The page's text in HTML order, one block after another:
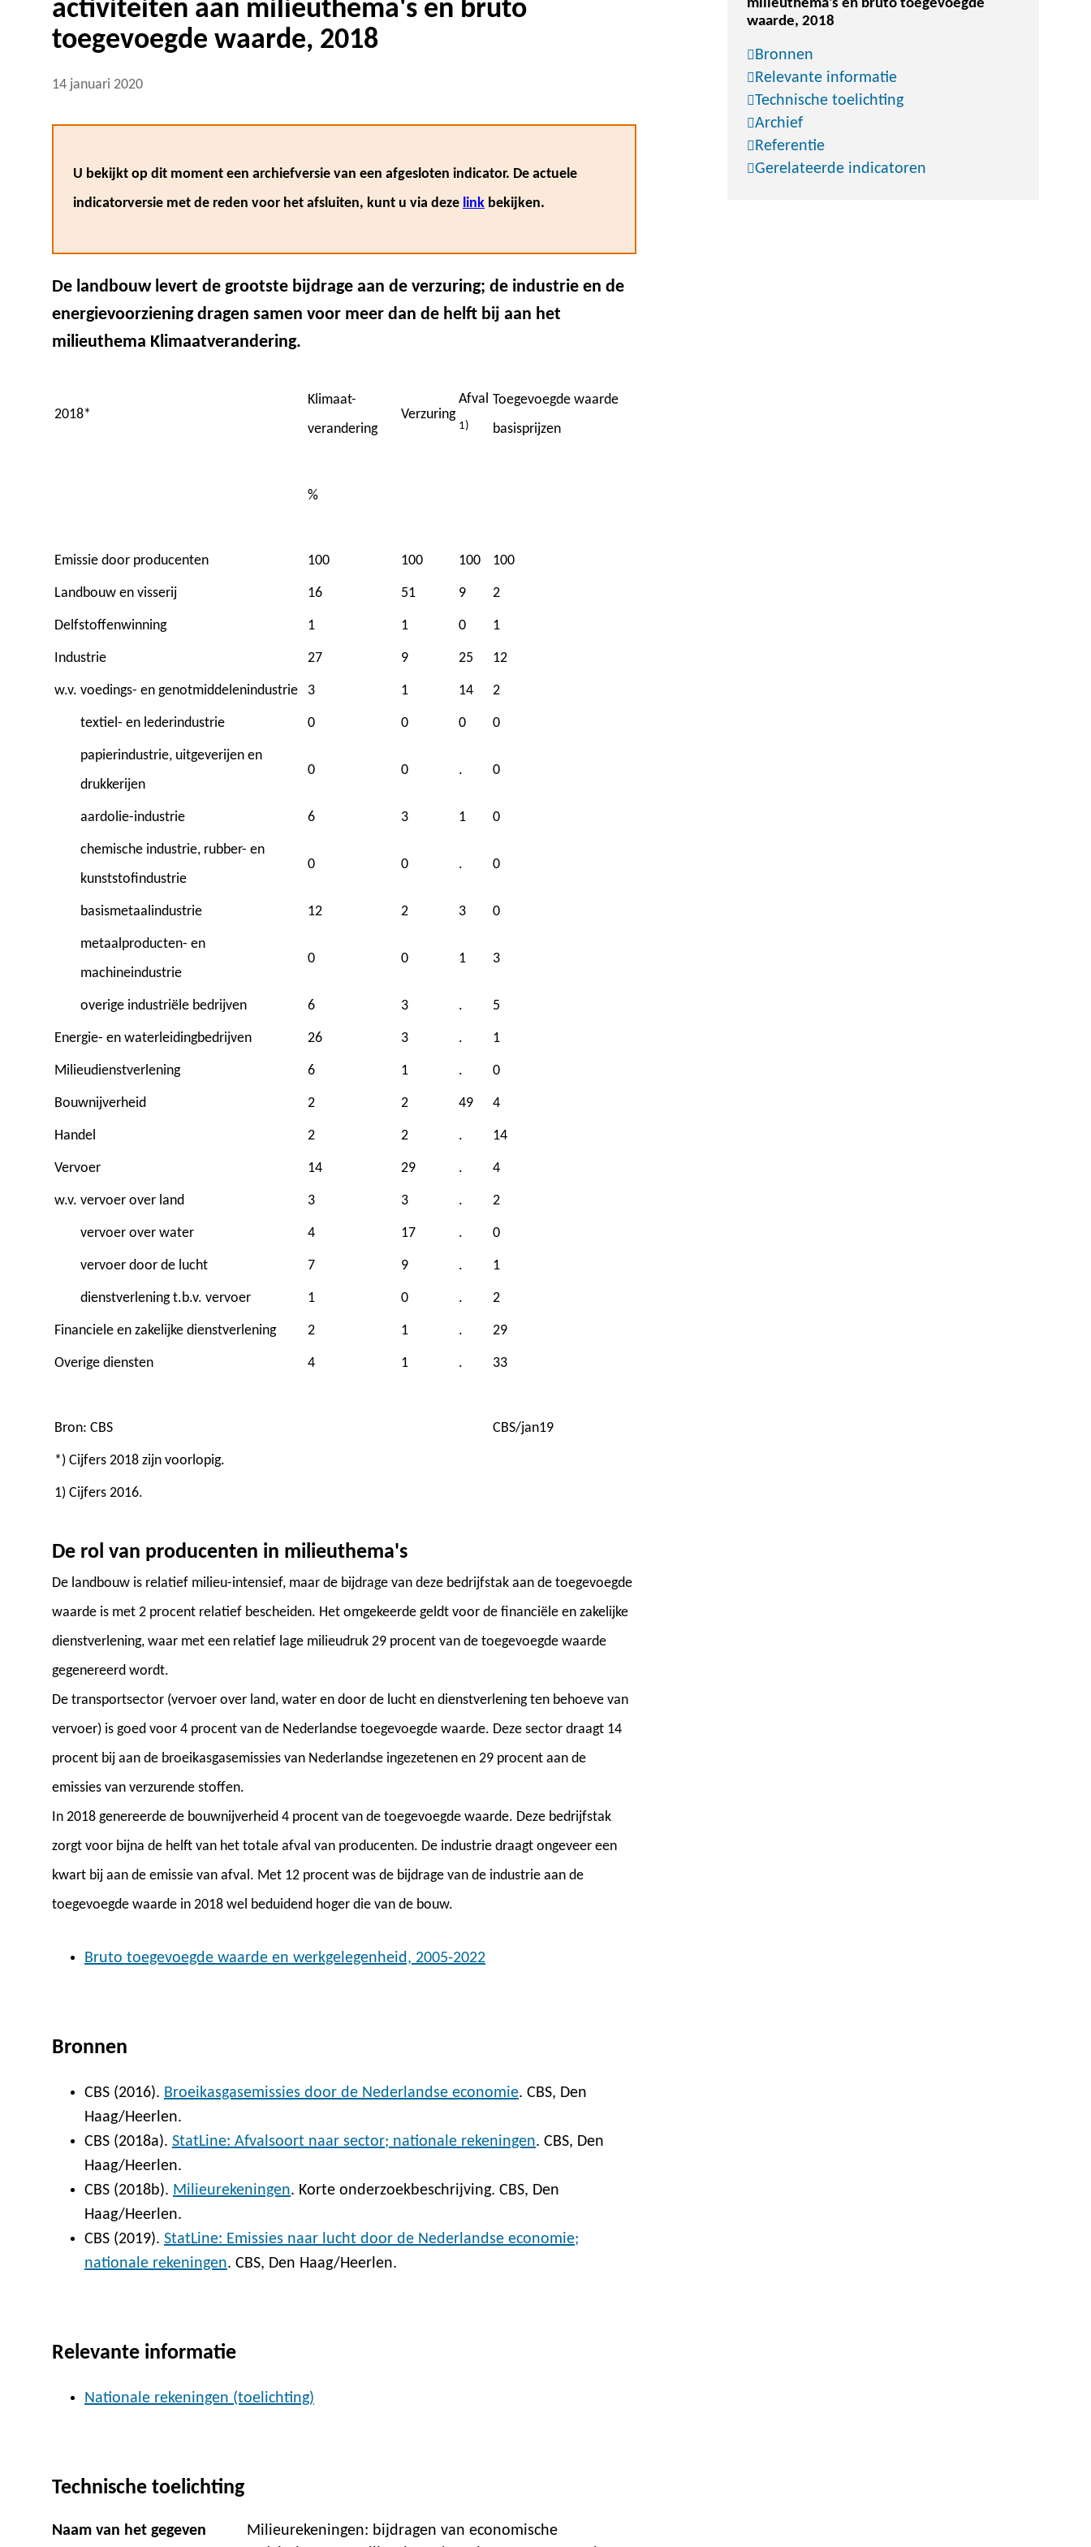
activiteiten aan milieuthema's en bruto
toegevoegde waarde, 2018
14 januari 2020
milieuthema's en bruto toegevoegde
waarde, 2018
Bronnen
Relevante informatie
Technische toelichting
Archief
Referentie
Gerelateerde indicatoren
U bekijkt op dit moment een archiefversie van een afgesloten indicator. De actuele
indicatorversie met de reden voor het afsluiten, kunt u via deze link bekijken.
De landbouw levert de grootste bijdrage aan de verzuring; de industrie en de
energievoorziening dragen samen voor meer dan de helft bij aan het
milieuthema Klimaatverandering.
2018*
Klimaat-
verandering
Verzuring
Afval
1)
Toegevoegde waarde
basisprijzen
%
Emissie door producenten 100 100 100 100
Landbouw en visserij 16 51 9 2
Delfstoffenwinning 1 1 0 1
Industrie 27 9 25 12
w.v. voedings- en genotmiddelenindustrie 3 1 14 2
textiel- en lederindustrie 0 0 0 0
papierindustrie, uitgeverijen en
drukkerijen
0 0 . 0
aardolie-industrie 6 3 1 0
chemische industrie, rubber- en
kunststofindustrie
0 0 . 0
basismetaalindustrie 12 2 3 0
metaalproducten- en
machineindustrie
0 0 1 3
overige industriële bedrijven 6 3 . 5
Energie- en waterleidingbedrijven 26 3 . 1
Milieudienstverlening 6 1 . 0
Bouwnijverheid 2 2 49 4
Handel 2 2 . 14
Vervoer 14 29 . 4
w.v. vervoer over land 3 3 . 2
vervoer over water 4 17 . 0
vervoer door de lucht 7 9 . 1
dienstverlening t.b.v. vervoer 1 0 . 2
Financiele en zakelijke dienstverlening 2 1 . 29
Overige diensten 4 1 . 33
Bron: CBS CBS/jan19
*) Cijfers 2018 zijn voorlopig.
1) Cijfers 2016.
De rol van producenten in milieuthema's
De landbouw is relatief milieu-intensief, maar de bijdrage van deze bedrijfstak aan de toegevoegde
waarde is met 2 procent relatief bescheiden. Het omgekeerde geldt voor de financiële en zakelijke
dienstverlening, waar met een relatief lage milieudruk 29 procent van de toegevoegde waarde
gegenereerd wordt.
De transportsector (vervoer over land, water en door de lucht en dienstverlening ten behoeve van
vervoer) is goed voor 4 procent van de Nederlandse toegevoegde waarde. Deze sector draagt 14
procent bij aan de broeikasgasemissies van Nederlandse ingezetenen en 29 procent aan de
emissies van verzurende stoffen.
In 2018 genereerde de bouwnijverheid 4 procent van de toegevoegde waarde. Deze bedrijfstak
zorgt voor bijna de helft van het totale afval van producenten. De industrie draagt ongeveer een
kwart bij aan de emissie van afval. Met 12 procent was de bijdrage van de industrie aan de
toegevoegde waarde in 2018 wel beduidend hoger die van de bouw.
Bruto toegevoegde waarde en werkgelegenheid, 2005-2022
Bronnen
CBS (2016). Broeikasgasemissies door de Nederlandse economie. CBS, Den
Haag/Heerlen.
CBS (2018a). StatLine: Afvalsoort naar sector; nationale rekeningen. CBS, Den
Haag/Heerlen.
CBS (2018b). Milieurekeningen. Korte onderzoekbeschrijving. CBS, Den
Haag/Heerlen.
CBS (2019). StatLine: Emissies naar lucht door de Nederlandse economie;
nationale rekeningen. CBS, Den Haag/Heerlen.
Relevante informatie
Nationale rekeningen (toelichting)
Technische toelichting
Naam van het gegeven
Milieurekeningen: bijdragen van economische